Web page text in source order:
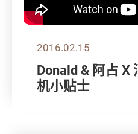
2016.02.15
Donald & 阿占 X
机小贴士